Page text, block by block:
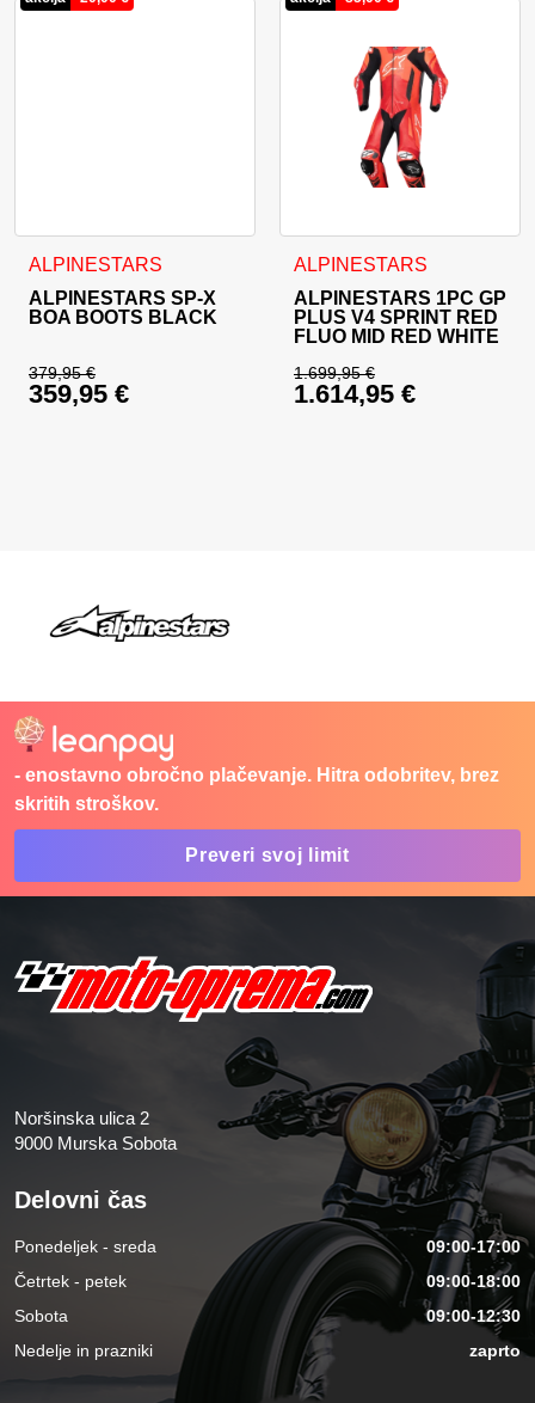
ALPINESTARS
ALPINESTARS SP-X
BOA BOOTS BLACK
379,95€
Izvirna cena je bila: 379,95 €.
359,95 €
Ta izdelek ima več različic. Možnosti lahko izberete na
ALPINESTARS
ALPINESTARS 1PC GP
PLUS V4 SPRINT RED
FLUO MID RED WHITE
1.699,95€
Izvirna cena je bila:
1.614,95 €
Ta izdelek ima več različic.
- enostavno obročno plačevanje. Hitra odobritev, brez
skritih stroškov.
Preveri svoj limit
Noršinska ulica 2
9000 Murska Sobota
Delovni čas
Ponedeljek - sreda
09:00-17:00
Četrtek - petek
09:00-18:00
Sobota
09:00-12:30
Nedelje in prazniki
zaprto